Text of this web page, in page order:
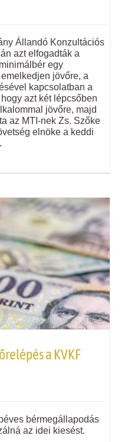
Állandó Konzultációs
azt elfogadták a
egy
jövőre, a
kapcsolatban a
azt két lépcsőben
jövőre, majd
az MTI-nek Zs. Szőke
elnöke a keddi
a KVKF
bérmegállapodás
az idei kiesést.